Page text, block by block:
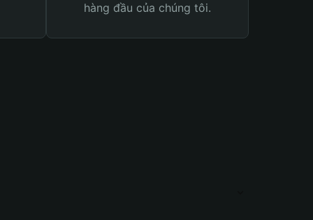
hàng đầu của chúng tôi.